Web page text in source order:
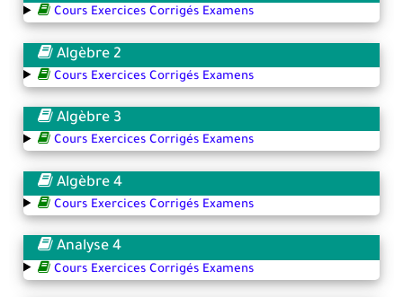
Cours Exercices Corrigés Examens
Algèbre 2
Cours Exercices Corrigés Examens
Algèbre 3
Cours Exercices Corrigés Examens
Algèbre 4
Cours Exercices Corrigés Examens
Analyse 4
Cours Exercices Corrigés Examens